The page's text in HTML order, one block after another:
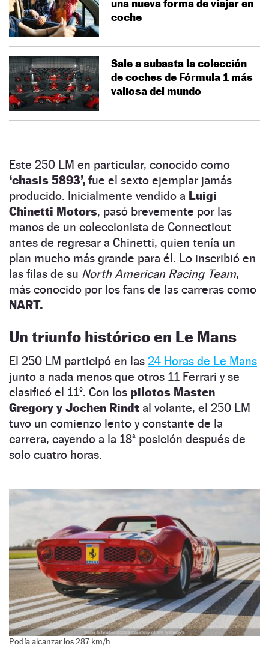
una nueva forma de viajar en
coche
Sale a subasta la colección
de coches de Fórmula 1 más
valiosa del mundo
Este 250 LM en particular, conocido como
‘chasis 5893’, fue el sexto ejemplar jamás
producido. Inicialmente vendido a Luigi
Chinetti Motors, pasó brevemente por las
manos de un coleccionista de Connecticut
antes de regresar a Chinetti, quien tenía un
plan mucho más grande para él. Lo inscribió en
las filas de su North American Racing Team,
más conocido por los fans de las carreras como
NART.
Un triunfo histórico en Le Mans
El 250 LM participó en las 24 Horas de Le Mans
junto a nada menos que otros 11 Ferrari y se
clasificó el 11º. Con los pilotos Masten
Gregory y Jochen Rindt al volante, el 250 LM
tuvo un comienzo lento y constante de la
carrera, cayendo a la 18ª posición después de
solo cuatro horas.
Podía alcanzar los 287 km/h.